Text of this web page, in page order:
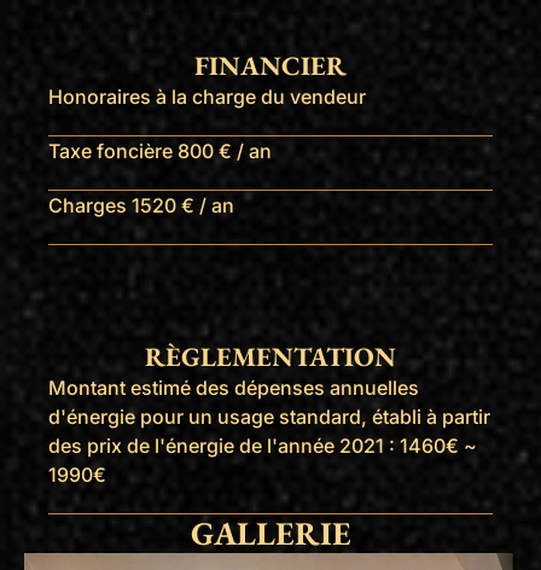
FINANCIER
Honoraires à la charge du vendeur
Taxe foncière 800 € / an
Charges 1520 € / an
RÈGLEMENTATION
Montant estimé des dépenses annuelles
d'énergie pour un usage standard, établi à partir
des prix de l'énergie de l'année 2021 : 1460€ ~
1990€
GALLERIE